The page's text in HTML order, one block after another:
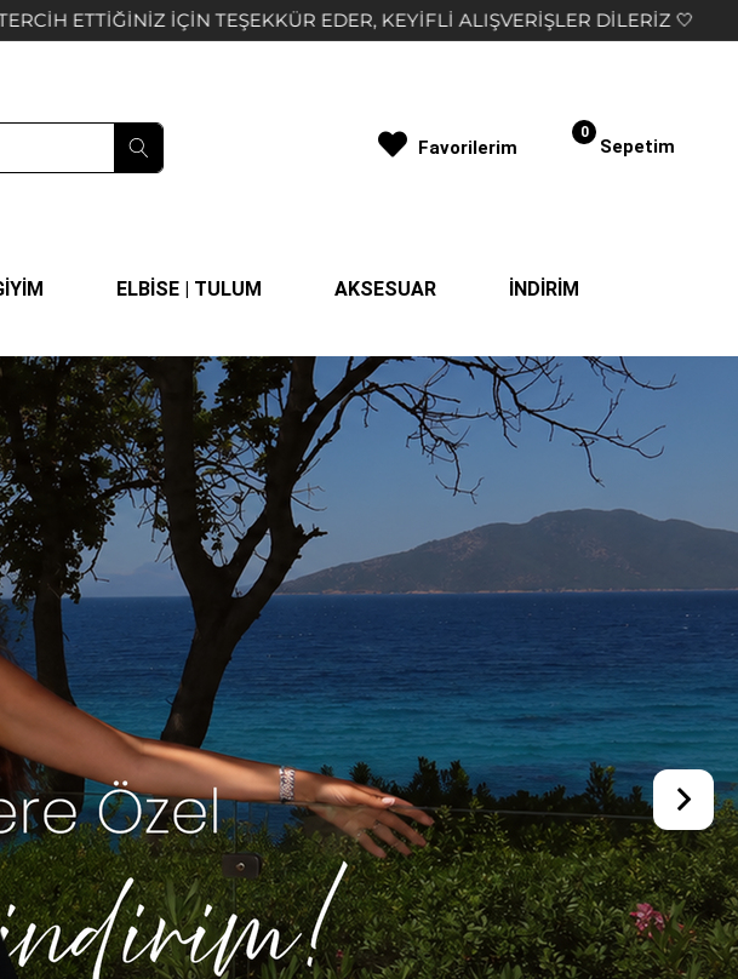
ALIŞVERİŞLER DİLERİZ 🤍 2.000₺ VE ÜZERİ ALIŞVERİŞLERDE
Sepetim
0
ELBİSE | TULUM AKSESUAR İNDİRİM
Favorilerim